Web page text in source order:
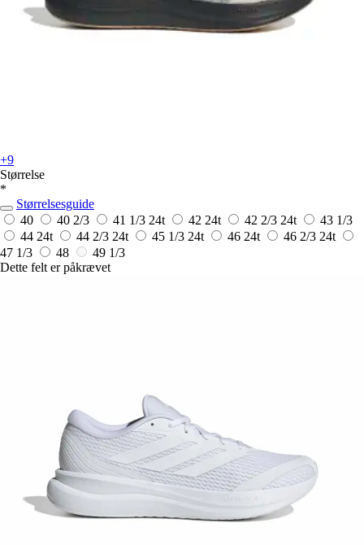
+9
Størrelse
*
Størrelsesguide
40
40 2/3 41 1/3 24t 42 24t 42 2/3 24t
43 1/3
44 24t 44 2/3 24t 45 1/3 24t 46 24t 46 2/3 24t
47 1/3
48
49 1/3
Dette felt er påkrævet